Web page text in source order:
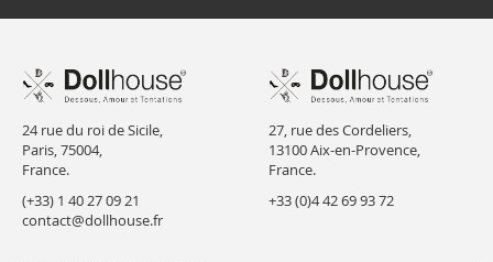
24 rue du roi de Sicile,
Paris, 75004,
France.
(+33) 1 40 27 09 21
contact@dollhouse.fr
27, rue des Cordeliers,
13100 Aix-en-Provence,
France.
+33 (0)4 42 69 93 72